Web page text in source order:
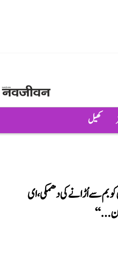
کھیل
کے 17 اسکولوں کو بم سے اُڑانے کی دھمکی، ای